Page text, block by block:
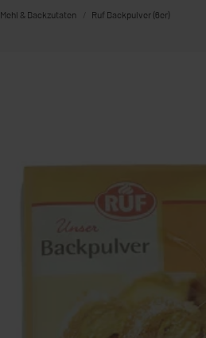
Mehl & Backzutaten Ruf Backpulver (6er)